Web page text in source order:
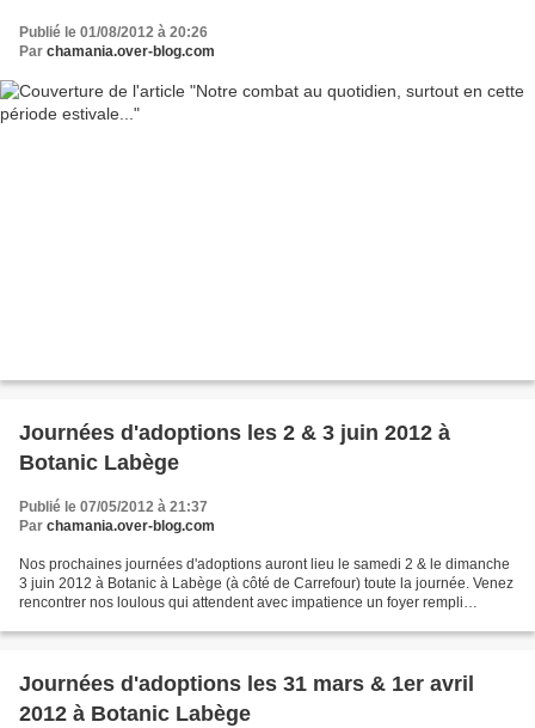
Publié le 01/08/2012 à 20:26
Par chamania.over-blog.com
Journées d'adoptions les 2 & 3 juin 2012 à
Botanic Labège
Publié le 07/05/2012 à 21:37
Par chamania.over-blog.com
Nos prochaines journées d'adoptions auront lieu le samedi 2 & le dimanche
3 juin 2012 à Botanic à Labège (à côté de Carrefour) toute la journée. Venez
rencontrer nos loulous qui attendent avec impatience un foyer rempli
Journées d'adoptions les 31 mars & 1er avril
2012 à Botanic Labège